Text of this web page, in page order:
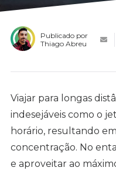
Publicado por
Thiago Abreu
Viajar para longas
indesejáveis como o
horário, resultando
concentração. No
e aproveitar ao